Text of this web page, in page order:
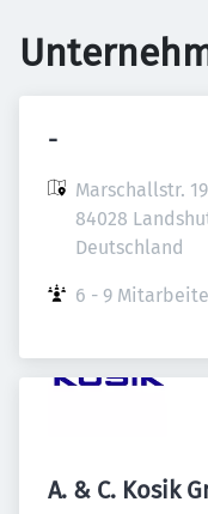
-
Marschallstr. 19
84028
Deutschland
6 - 9
A. & C. Kosik